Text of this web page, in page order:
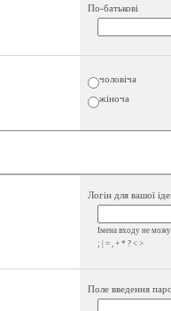
По-батькові
чоловіча
жіноча
Логін для вашої
Імена входу не
; | = , + * ? < >
Поле введення